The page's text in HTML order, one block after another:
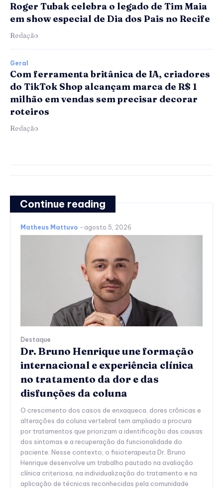
Roger Tubak celebra o legado de Tim Maia
em show especial de Dia dos Pais no Recife
Redação
Geral
Com ferramenta britânica de IA, criadores
do TikTok Shop alcançam marca de R$ 1
milhão em vendas sem precisar decorar
roteiros
Redação
Continue reading
Matheus Mattuvo - agosto 5, 2026
Destaque
Dr. Bruno Henrique une formação
internacional e experiência clínica
no tratamento da dor e das
disfunções da coluna
O crescimento dos casos de enxaqueca, dores crônicas e
alterações da coluna vertebral tem ampliado a procura
por tratamentos que priorizam a identificação das causas
dos sintomas e a recuperação da funcionalidade do
paciente. Nesse contexto, o fisioterapeuta Dr. Bruno
Henrique desenvolve um trabalho pautado na avaliação
clínica criteriosa, na individualização do tratamento e na
aplicação de técnicas reconhecidas pela comunidade